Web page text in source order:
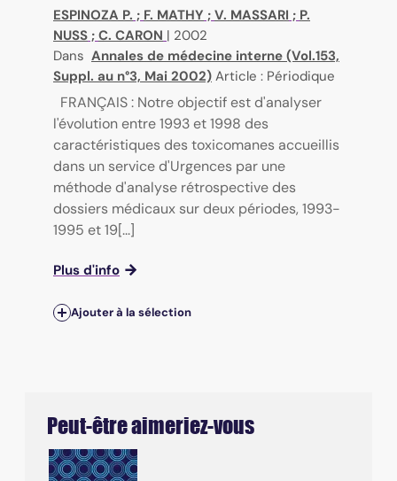
ESPINOZA P. ; F. MATHY ; V. MASSARI ; P.
NUSS ; C. CARON | 2002
Dans Annales de médecine interne (Vol.153,
Suppl. au n°3, Mai 2002) Article : Périodique
FRANÇAIS : Notre objectif est d'analyser
l'évolution entre 1993 et 1998 des
caractéristiques des toxicomanes accueillis
dans un service d'Urgences par une
méthode d'analyse rétrospective des
dossiers médicaux sur deux périodes, 1993-
1995 et 19[...]
Plus d'info
Ajouter à la sélection
Peut-être aimeriez-vous